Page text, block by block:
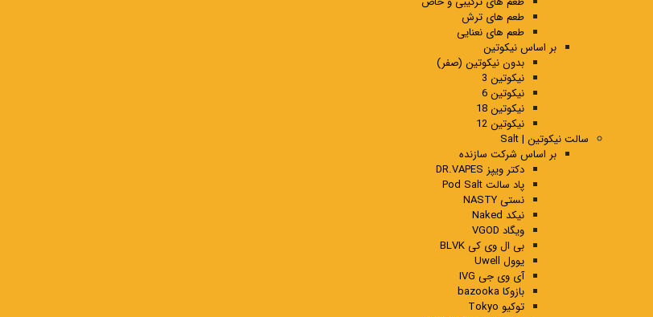
طعم های ترش
طعم های نعنایی
بر اساس نیکوتین
بدون نیکوتین (صفر)
نیکوتین 3
نیکوتین 6
نیکوتین 18
نیکوتین 12
سالت نیکوتین | Salt
بر اساس شرکت سازنده
دکتر ویپز DR.VAPES
پاد سالت Pod Salt
نستی NASTY
نیکد Naked
ویگاد VGOD
بی ال وی کی BLVK
یوول Uwell
آی وی جی IVG
بازوکا bazooka
توکیو Tokyo